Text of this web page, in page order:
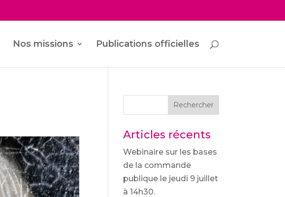
Nos missions Publications officielles
Rechercher
Articles récents
Webinaire sur les bases
de la commande
publique le jeudi 9 juillet
à 14h30.